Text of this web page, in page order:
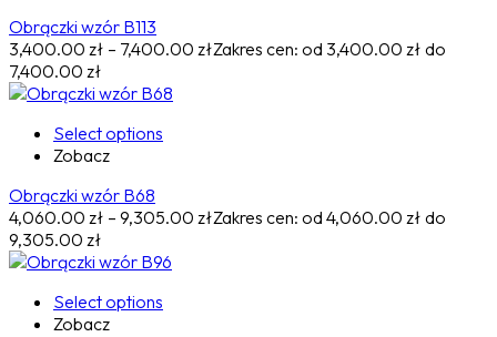
Obrączki wzór B113
3,400.00 zł – 7,400.00 złZakres cen: od 3,400.00 zł do
7,400.00 zł
Select options
Zobacz
Obrączki wzór B68
4,060.00 zł – 9,305.00 złZakres cen: od 4,060.00 zł do
9,305.00 zł
Select options
Zobacz